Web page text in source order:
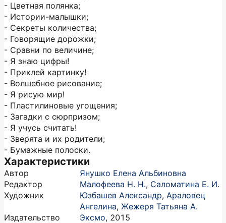
- Цветная полянка;
- Истории-малышки;
- Секреты количества;
- Говорящие дорожки;
- Сравни по величине;
- Я знаю цифры!
- Приклей картинку!
- Волшебное рисование;
- Я рисую мир!
- Пластилиновые угощения;
- Загадки с сюрпризом;
- Я учусь считать!
- Зверята и их родители;
- Бумажные полоски.
Характеристики
Автор
Янушко Елена Альбиновна
Редактор
Малофеева Н. Н., Саломатина Е. И.
Художник
Юзбашев Александр, Араловец
Ангелина, Жежеря Татьяна А.
Издательство
Эксмо, 2015